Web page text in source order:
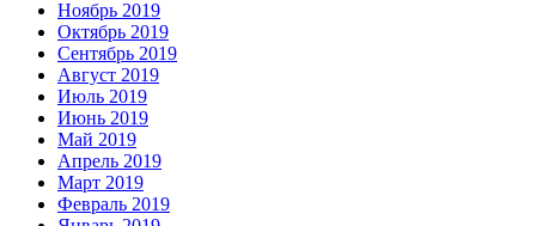
Ноябрь 2019
Октябрь 2019
Сентябрь 2019
Август 2019
Июль 2019
Июнь 2019
Май 2019
Апрель 2019
Март 2019
Февраль 2019